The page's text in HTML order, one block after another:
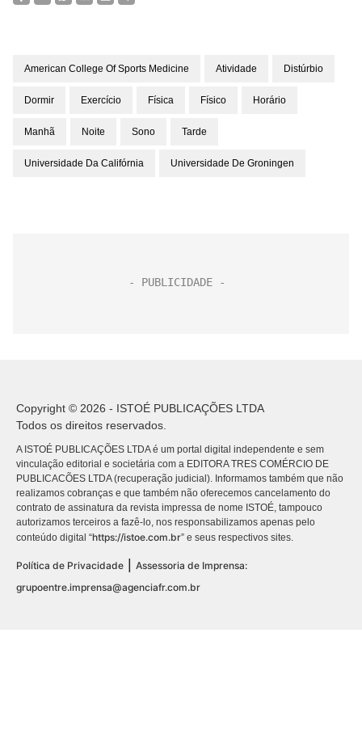
American College Of Sports Medicine Atividade Distúrbio
Dormir Exercício Física Físico Horário
Manhã Noite Sono Tarde
Universidade Da Califórnia Universidade De Groningen
Copyright © 2026 - ISTOÉ PUBLICAÇÕES LTDA
Todos os direitos reservados.
A ISTOÉ PUBLICAÇÕES LTDA é um portal digital independente e sem
vinculação editorial e societária com a EDITORA TRES COMÉRCIO DE
PUBLICACÕES LTDA (recuperação judicial). Informamos também que não
realizamos cobranças e que também não oferecemos cancelamento do
contrato de assinatura da revista impressa de nome ISTOÉ, tampouco
autorizamos terceiros a fazê-lo, nos responsabilizamos apenas pelo
conteúdo digital “https://istoe.com.br” e seus respectivos sites.
Política de Privacidade
Assessoria de Imprensa:
grupoentre.imprensa@agenciafr.com.br